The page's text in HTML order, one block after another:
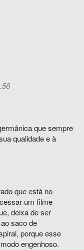
que sempre
qualidade e à
que está no
um filme
deixa de ser
saco de
porque esse
engenhoso.